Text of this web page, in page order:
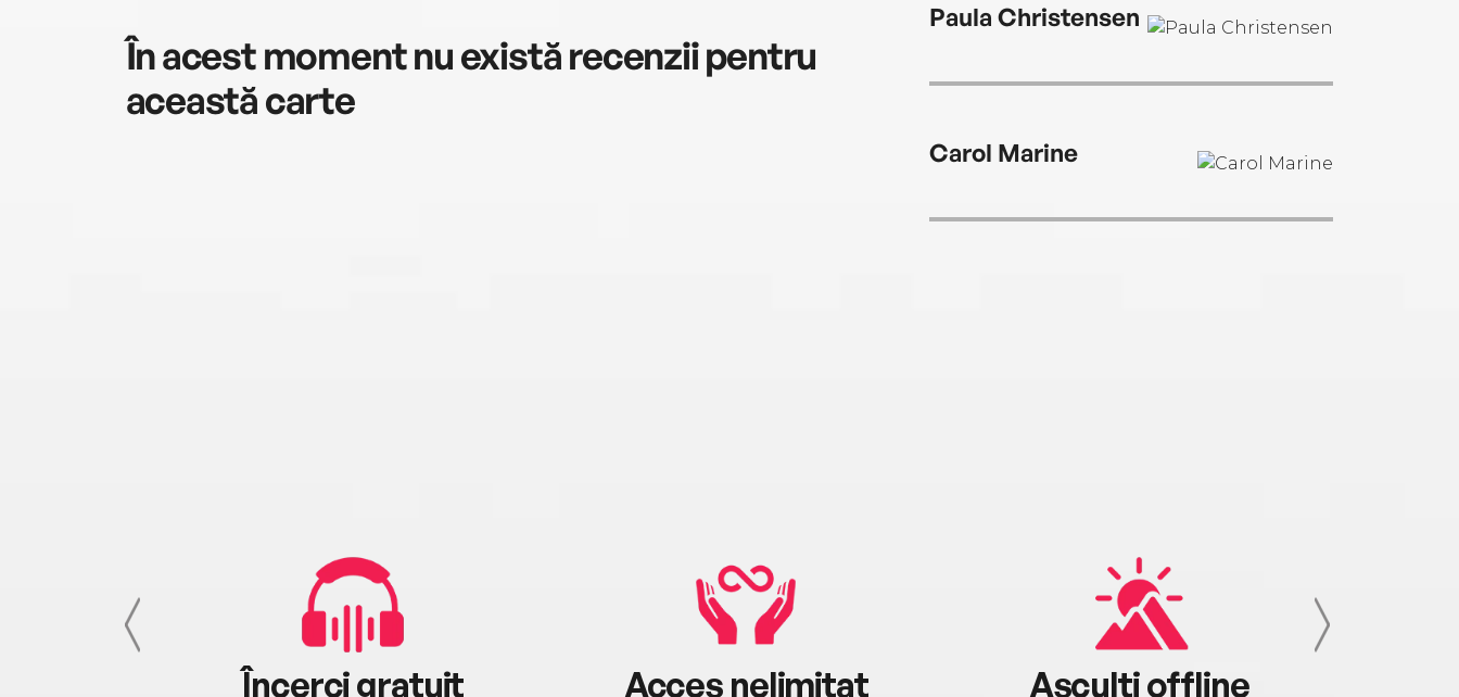
În acest moment nu există recenzii pentru
această carte
Paula Christensen
Carol Marine
Încerci gratuit Acces nelimitat Asculți offline